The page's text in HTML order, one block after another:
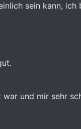
sein kann, ich
und mir sehr